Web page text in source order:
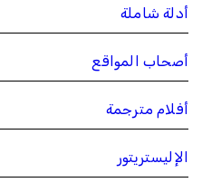
أدلة شاملة
أصحاب المواقع
أفلام مترجمة
الإليستريتور